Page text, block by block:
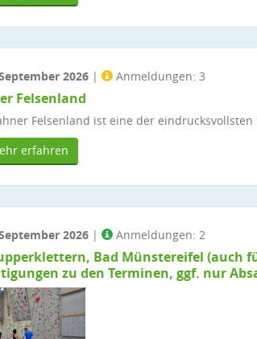
2026 | Anmeldungen: 3
Felsenland
Felsenland ist eine der
erfahren
2026 | Anmeldungen: 2
Bad Münstereifel (auch
zu den Terminen, ggf. nur